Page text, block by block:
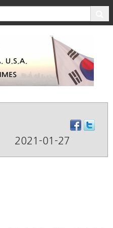
2021-01-27